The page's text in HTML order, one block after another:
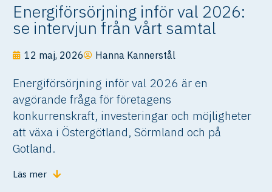
Energiförsörjning inför val 2026:
se intervjun från vårt samtal
12 maj, 2026 Hanna Kannerstål
Energiförsörjning inför val 2026 är en
avgörande fråga för företagens
konkurrenskraft, investeringar och möjligheter
att växa i Östergötland, Sörmland och på
Gotland.
Läs mer